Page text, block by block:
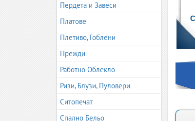
Пердета и Завеси
Платове
Плетиво, Гоблени
Прежди
Работно Облекло
Ризи, Блузи, Пуловери
Ситопечат
Спално Бельо